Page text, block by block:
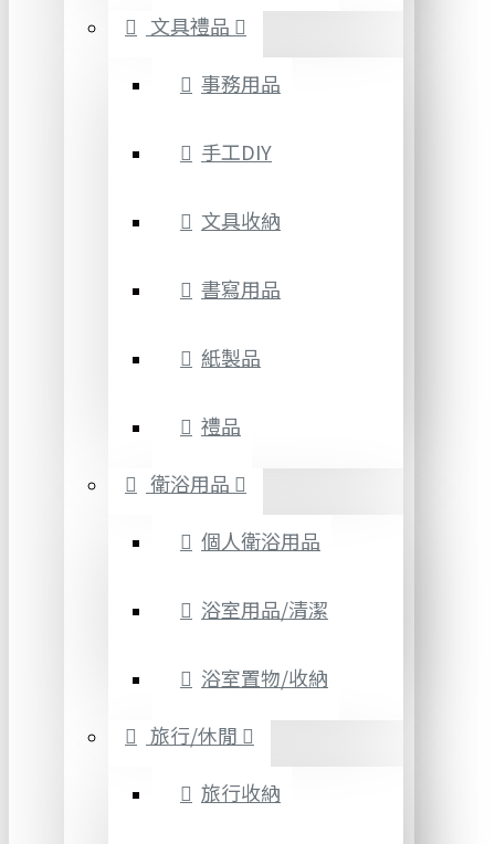
文具禮品
事務用品
手工DIY
文具收納
書寫用品
紙製品
禮品
衛浴用品
個人衛浴用品
浴室用品/清潔
浴室置物/收納
旅行/休閒
旅行收納